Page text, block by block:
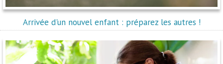
Arrivée d'un nouvel enfant : préparez les autres !